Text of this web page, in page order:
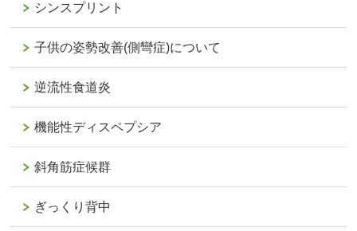
シンスプリント
子供の姿勢改善(側彎症)について
逆流性食道炎
機能性ディスペプシア
斜角筋症候群
ぎっくり背中